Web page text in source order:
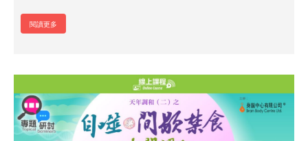
閱讀更多